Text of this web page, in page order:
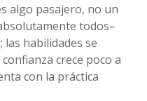
algo pasajero, no un
todos–
habilidades se
crece poco a
con la práctica